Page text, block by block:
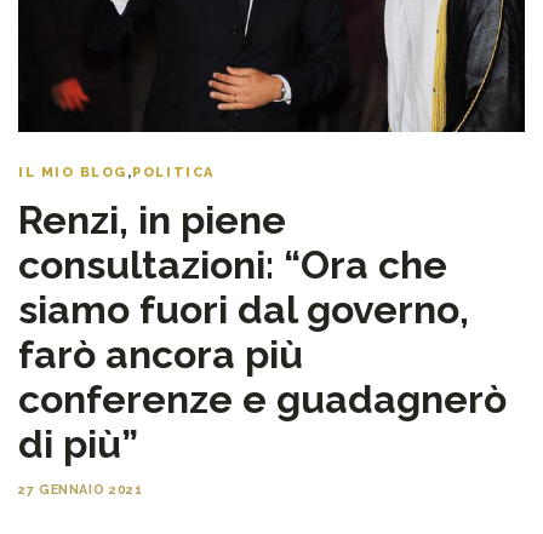
IL MIO BLOG , POLITICA
Renzi, in piene
consultazioni: “Ora che
siamo fuori dal governo,
farò ancora più
conferenze e guadagnerò
di più”
27 GENNAIO 2021